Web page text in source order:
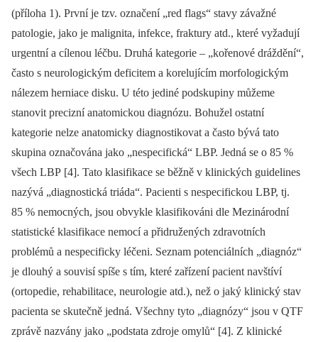
(příloha 1). První je tzv. označení „red flags“ stavy závažné
patologie, jako je malignita, infekce, fraktury atd., které vyžadují
urgentní a cílenou léčbu. Druhá kategorie –⁠ „kořenové dráždění“,
často s neurologickým deficitem a korelujícím morfologickým
nálezem herniace disku. U této jediné podskupiny můžeme
stanovit precizní anatomickou diagnózu. Bohužel ostatní
kategorie nelze anatomicky diagnostikovat a často bývá tato
skupina označována jako „nespecifická“ LBP. Jedná se o 85 %
všech LBP [4]. Tato klasifikace se běžně v klinických guidelines
nazývá „diagnostická triáda“. Pacienti s nespecifickou LBP, tj.
85 % nemocných, jsou obvykle klasifikováni dle Mezinárodní
statistické klasifikace nemocí a přidružených zdravotních
problémů a nespecificky léčeni. Seznam potenciálních „diagnóz“
je dlouhý a souvisí spíše s tím, které zařízení pacient navštíví
(ortopedie, rehabilitace, neurologie atd.), než o jaký klinický stav
pacienta se skutečně jedná. Všechny tyto „diagnózy“ jsou v QTF
zprávě nazvány jako „podstata zdroje omylů“ [4]. Z klinické